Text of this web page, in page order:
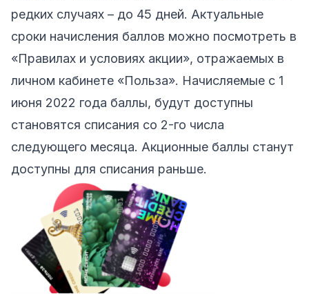
редких случаях – до 45 дней. Актуальные
сроки начисления баллов можно посмотреть в
«Правилах и условиях акции», отражаемых в
личном кабинете «Польза». Начисляемые с 1
июня 2022 года баллы, будут доступны
становятся списания со 2-го числа
следующего месяца. Акционные баллы станут
доступны для списания раньше.